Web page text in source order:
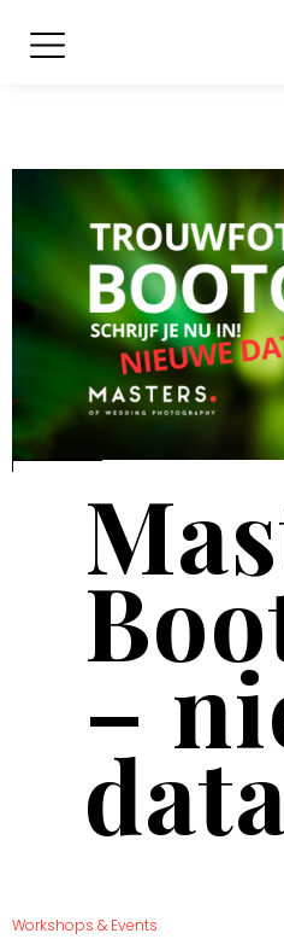
–
Workshops & Events